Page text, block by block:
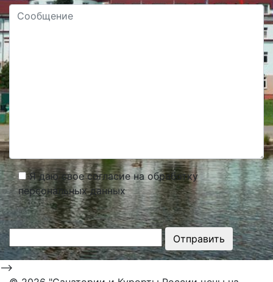
Я даю свое согласие на обработку
персональных данных
Отправить
-->